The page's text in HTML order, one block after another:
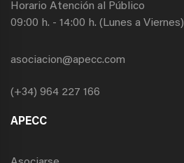
Horario Atención al Público
09:00 h. - 14:00 h. (Lunes a Viernes)
asociacion@apecc.com
(+34) 964 227 166
APECC